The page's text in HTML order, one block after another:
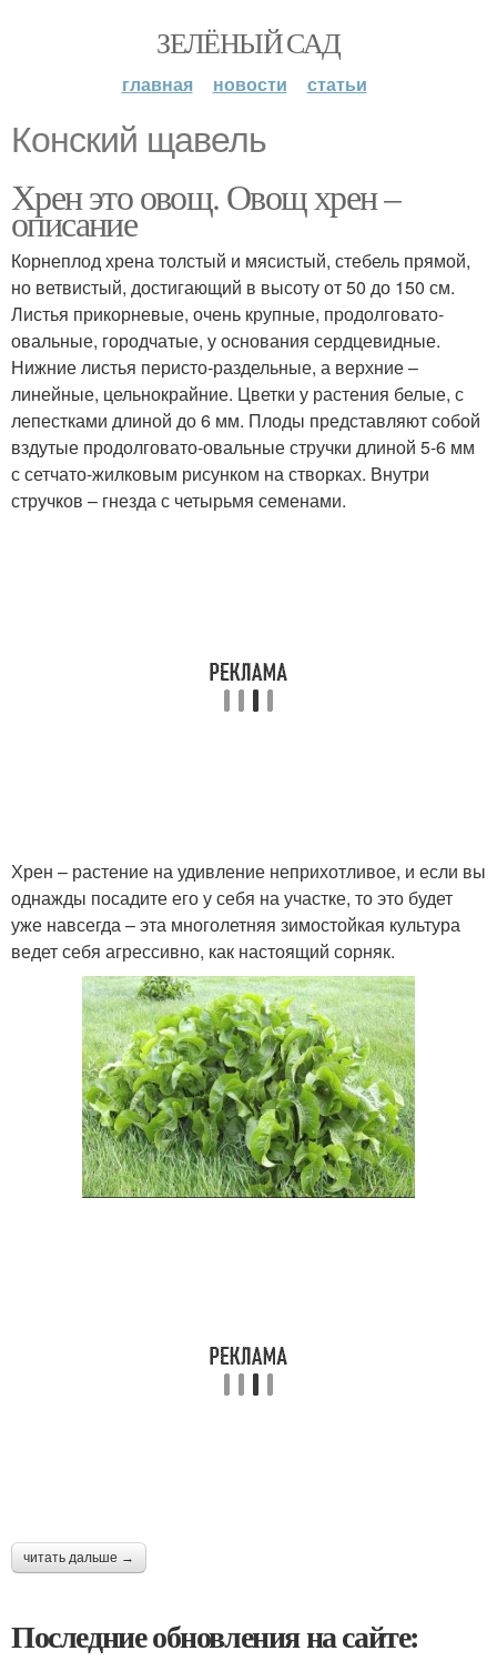
ЗЕЛЁНЫЙ САД
главная новости статьи
Конский щавель
Хрен это овощ. Овощ хрен –
описание
Корнеплод хрена толстый и мясистый, стебель прямой,
но ветвистый, достигающий в высоту от 50 до 150 см.
Листья прикорневые, очень крупные, продолговато-
овальные, городчатые, у основания сердцевидные.
Нижние листья перисто-раздельные, а верхние –
линейные, цельнокрайние. Цветки у растения белые, с
лепестками длиной до 6 мм. Плоды представляют собой
вздутые продолговато-овальные стручки длиной 5-6 мм
с сетчато-жилковым рисунком на створках. Внутри
стручков – гнезда с четырьмя семенами.
Хрен – растение на удивление неприхотливое, и если вы
однажды посадите его у себя на участке, то это будет
уже навсегда – эта многолетняя зимостойкая культура
ведет себя агрессивно, как настоящий сорняк.
читать дальше →
Последние обновления на сайте: